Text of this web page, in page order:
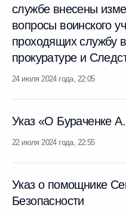
службе внесены
вопросы воинского
проходящих службу
прокуратуре и
24 июля 2024 года, 22:05
Указ «О Бураченке
22 июля 2024 года, 22:55
Указ о помощнике
Безопасности